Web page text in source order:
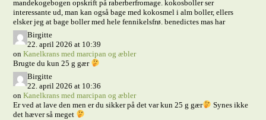
mandekogebogen opskrift på raberberfromage. kokosboller ser
interessante ud, man kan også bage med kokosmel i alm boller, ellers
elsker jeg at bage boller med hele fennikelsfrø. benedictes mas har
Birgitte
22. april 2026 at 10:39
onKanelkrans med marcipan og æbler
Brugte du kun 25 g gær
Birgitte
22. april 2026 at 10:36
onKanelkrans med marcipan og æbler
Er ved at lave den men er du sikker på det var kun 25 g gær
Synes ikke
det hæver så meget